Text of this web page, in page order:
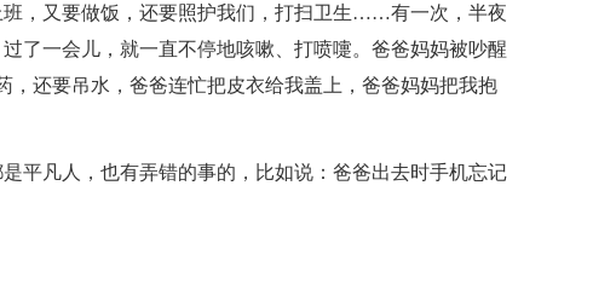
，又要做饭，还要照护我们，打扫卫生……有一次，半夜
了一会儿，就一直不停地咳嗽、打喷嚏。爸爸妈妈被吵醒
，还要吊水，爸爸连忙把皮衣给我盖上，爸爸妈妈把我抱
平凡人，也有弄错的事的，比如说：爸爸出去时手机忘记